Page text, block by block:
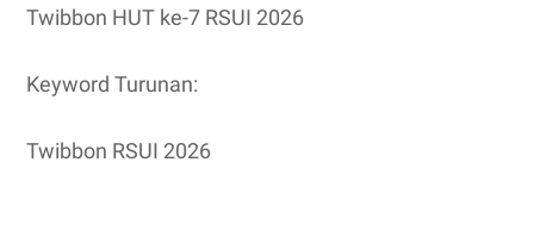
Twibbon HUT ke-7 RSUI 2026
Keyword Turunan:
Twibbon RSUI 2026